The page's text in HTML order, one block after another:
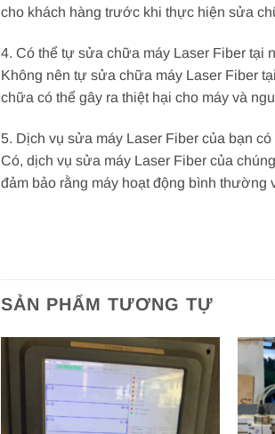
cho khách hàng trước khi thực hiện sửa
4. Có thể tự sửa chữa máy Laser Fiber tại
Không nên tự sửa chữa máy Laser Fiber
chữa có thể gây ra thiệt hại cho máy và
5. Dịch vụ sửa máy Laser Fiber của bạn
Có, dịch vụ sửa máy Laser Fiber của
đảm bảo rằng máy hoạt động bình thường
SẢN PHẨM TƯƠNG TỰ